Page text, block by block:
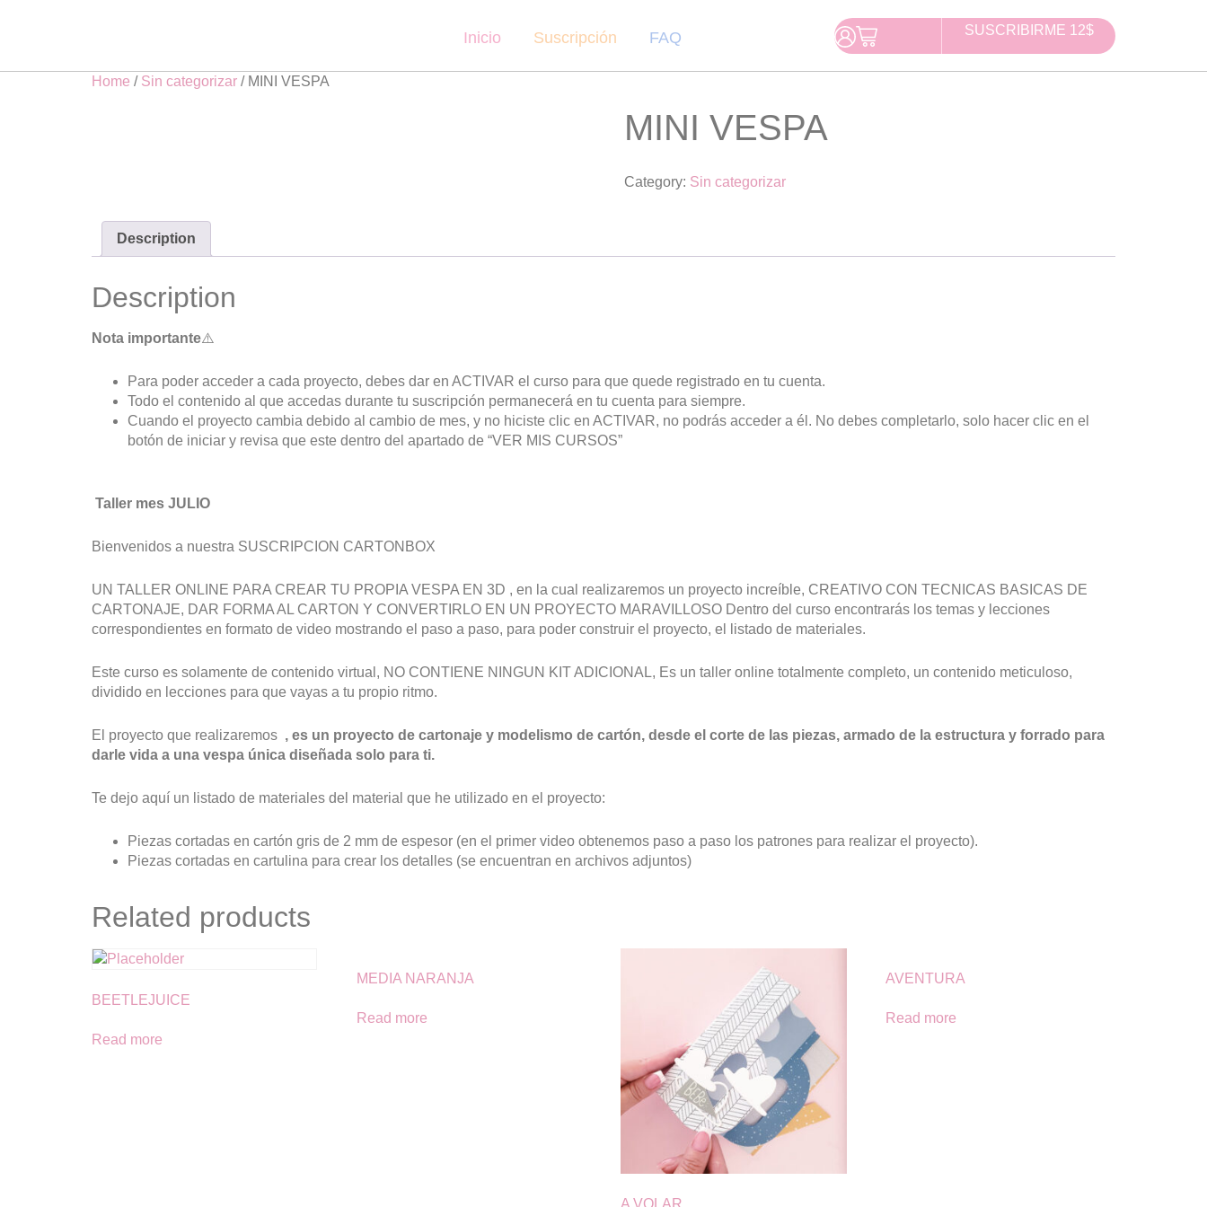
Inicio Suscripción FAQ SUSCRIBIRME 12$
Home / Sin categorizar / MINI VESPA
MINI VESPA
Category: Sin categorizar
Description
Description
Nota importante⚠️
Para poder acceder a cada proyecto, debes dar en ACTIVAR el curso para que quede registrado en tu cuenta.
Todo el contenido al que accedas durante tu suscripción permanecerá en tu cuenta para siempre.
Cuando el proyecto cambia debido al cambio de mes, y no hiciste clic en ACTIVAR, no podrás acceder a él. No debes completarlo, solo hacer clic en el
botón de iniciar y revisa que este dentro del apartado de “VER MIS CURSOS”
Taller mes JULIO
Bienvenidos a nuestra SUSCRIPCION CARTONBOX
UN TALLER ONLINE PARA CREAR TU PROPIA VESPA EN 3D , en la cual realizaremos un proyecto increíble, CREATIVO CON TECNICAS BASICAS DE
CARTONAJE, DAR FORMA AL CARTON Y CONVERTIRLO EN UN PROYECTO MARAVILLOSO Dentro del curso encontrarás los temas y lecciones
correspondientes en formato de video mostrando el paso a paso, para poder construir el proyecto, el listado de materiales.
Este curso es solamente de contenido virtual, NO CONTIENE NINGUN KIT ADICIONAL, Es un taller online totalmente completo, un contenido meticuloso,
dividido en lecciones para que vayas a tu propio ritmo.
El proyecto que realizaremos , es un proyecto de cartonaje y modelismo de cartón, desde el corte de las piezas, armado de la estructura y forrado para
darle vida a una vespa única diseñada solo para ti.
Te dejo aquí un listado de materiales del material que he utilizado en el proyecto:
Piezas cortadas en cartón gris de 2 mm de espesor (en el primer video obtenemos paso a paso los patrones para realizar el proyecto).
Piezas cortadas en cartulina para crear los detalles (se encuentran en archivos adjuntos)
Related products
BEETLEJUICE
Read more
MEDIA NARANJA
Read more
AVENTURA
Read more